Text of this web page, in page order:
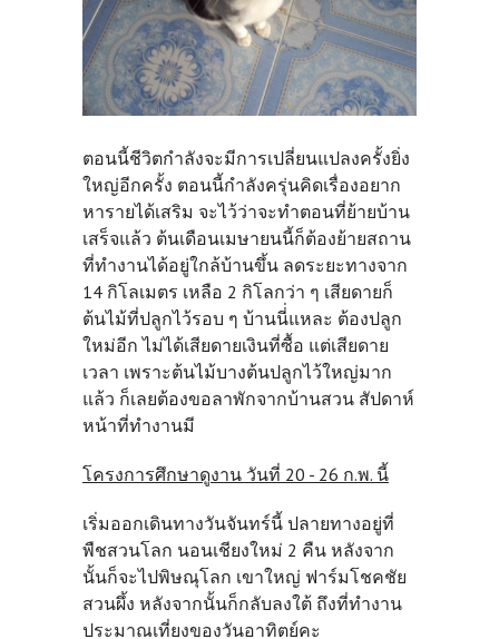
ตอนนี้ชีวิตกำลังจะมีการเปลี่ยนแปลงครั้งยิ่ง
ใหญ่อีกครั้ง ตอนนี้กำลังครุ่นคิดเรื่องอยาก
หารายได้เสริม จะไว้ว่าจะทำตอนที่ย้ายบ้าน
เสร็จแล้ว ต้นเดือนเมษายนนี้ก็ต้องย้ายสถาน
ที่ทำงานได้อยู่ใกล้บ้านขึ้น ลดระยะทางจาก
14 กิโลเมตร เหลือ 2 กิโลกว่า ๆ เสียดายก็
ต้นไม้ที่ปลูกไว้รอบ ๆ บ้านนี่่แหละ ต้องปลูก
ใหม่อีก ไม่ได้เสียดายเงินที่ซื้อ แต่เสียดาย
เวลา เพราะต้นไม้บางต้นปลูกไว้ใหญ่มาก
แล้ว ก็เลยต้องขอลาพักจากบ้านสวน สัปดาห์
หน้าที่ทำงานมี
โครงการศึกษาดูงาน วันที่ 20 - 26 ก.พ. นี้
เริ่มออกเดินทางวันจันทร์นี้ ปลายทางอยู่ที่
พืชสวนโลก นอนเชียงใหม่ 2 คืน หลังจาก
นั้นก็จะไปพิษณุโลก เขาใหญ่ ฟาร์มโชคชัย
สวนผึ้ง หลังจากนั้นก็กลับลงใต้ ถึงที่ทำงาน
ประมาณเที่ยงของวันอาทิตย์คะ